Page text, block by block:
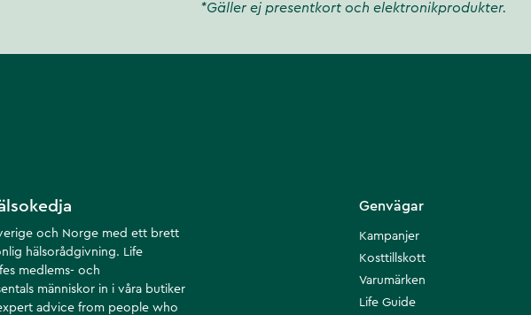
*Gäller ej presentkort och elektronikprodukter.
och Norge med ett brett
hälsorådgivning. Life
medlems- och
människor in i våra butiker
advice from people who
Genvägar
Kampanjer
Kosttillskott
Varumärken
Life Guide